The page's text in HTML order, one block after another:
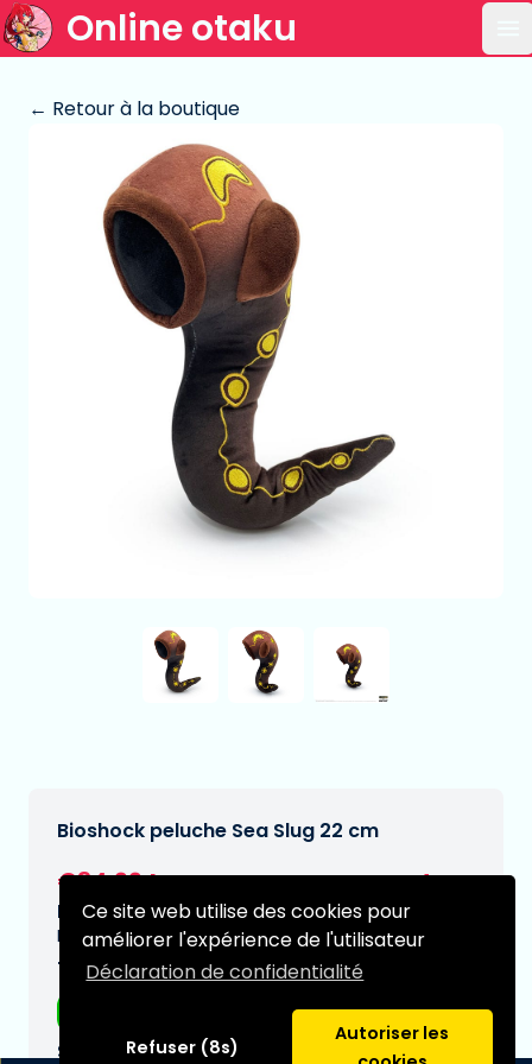
Ce site web utilise des cookies pour
améliorer l'expérience de l'utilisateur
Déclaration de confidentialité
Refuser (8s)
Autoriser les
Online otaku
← Retour à la boutique
Bioshock peluche Sea Slug 22 cm
€34,99
Date de livraison prévue:
N/A
Type:
Série: